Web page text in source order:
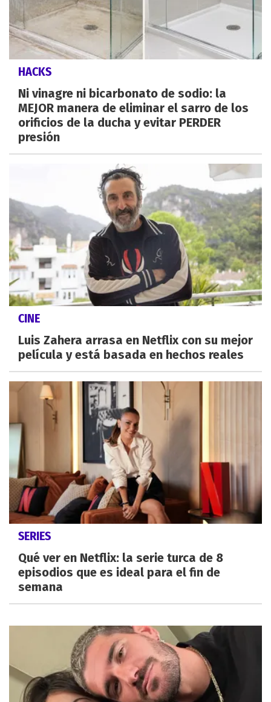
HACKS
Ni vinagre ni bicarbonato de sodio: la
MEJOR manera de eliminar el sarro de los
orificios de la ducha y evitar PERDER
presión
CINE
Luis Zahera arrasa en Netflix con su mejor
película y está basada en hechos reales
SERIES
Qué ver en Netflix: la serie turca de 8
episodios que es ideal para el fin de
semana